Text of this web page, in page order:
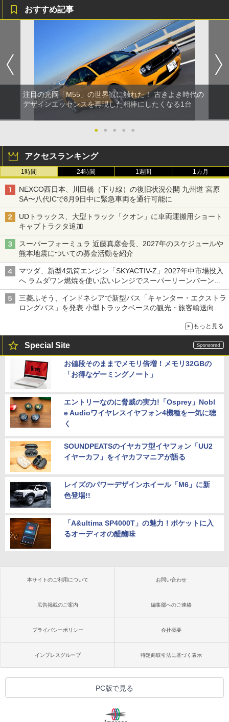
おすすめ記事
注目の光岡「M55」の世界観に触れた！ 古きよき時代の
デザインエッセンスを再現した相棒にしたくなる1台
● ● ● ● ●
アクセスランキング
1時間 24時間 1週間 1カ月
NEXCO西日本、川田橋（下り線）の復旧状況公開 九州道 宮原
SA〜八代ICで8月9日中に緊急車両を通行可能に
UDトラックス、大型トラック「クオン」に車両運搬用ショート
キャブトラクタ追加
スーパーフォーミュラ 近藤真彦会長、2027年のスケジュールや
熊本地震についての募金活動を紹介
マツダ、新型4気筒エンジン「SKYACTIV-Z」2027年中市場投入
へ ラムダワン燃焼を使い広いレンジでスーパーリーンバーン燃
焼を実現
三菱ふそう、インドネシアで新型バス「キャンター・エクストラ
ロングバス」を発表 小型トラックベースの観光・旅客輸送向け
もっと見る
Special Site
お値段そのままでメモリ倍増！メモリ32GBの
「お得なゲーミングノート」
エントリーなのに脅威の実力!「Osprey」Nobl
e Audioワイヤレスイヤフォン4機種を一気に聴
く
SOUNDPEATSのイヤカフ型イヤフォン「UU2
イヤーカフ」をイヤカフマニアが語る
レイズのパワーデザインホイール「M6」に新
色登場!!
「A&ultima SP4000T」の魅力！ポケットに入
るオーディオの醍醐味
本サイトのご利用について お問い合わせ
広告掲載のご案内 編集部へのご連絡
プライバシーポリシー 会社概要
インプレスグループ 特定商取引法に基づく表示
PC版で見る